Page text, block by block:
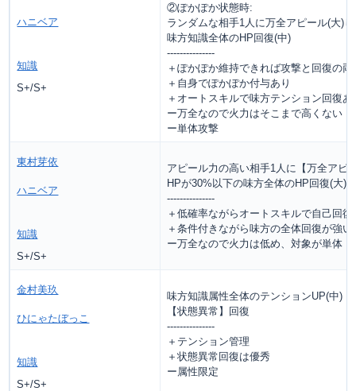
ハニベア
知識
S+/S+
②ぽかぽか状態時:
ランダムな相手1人に万全アピール(大)し
味方知識全体のHP回復(中)
---------------
＋ぽかぽか維持できれば攻撃と回復の
＋自身でぽかぽか付与あり
＋オートスキルで味方テンション回復あ
ー万全なので火力はそこまで高くない
ー単体攻撃
東村芽依
ハニベア
知識
S+/S+
アピール力の高い相手1人に【万全アピ
HPが30%以下の味方全体のHP回復(大)
---------------
＋低確率ながらオートスキルで自己回復
＋条件付きながら味方の全体回復が強い
ー万全なので火力は低め、対象が単体
金村美玖
ひにゃたぼっこ
知識
S+/S+
味方知識属性全体のテンションUP(中)
【状態異常】回復
---------------
＋テンション管理
＋状態異常回復は優秀
ー属性限定